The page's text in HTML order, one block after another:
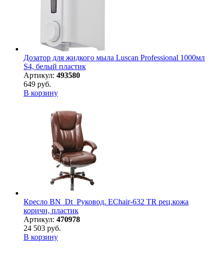
Дозатор для жидкого мыла Luscan Professional 1000мл
S4, белый пластик
Артикул: 493580
649 руб.
В корзину
Кресло BN_Dt_Руковод. EChair-632 TR рец.кожа
коричн, пластик
Артикул: 470978
24 503 руб.
В корзину